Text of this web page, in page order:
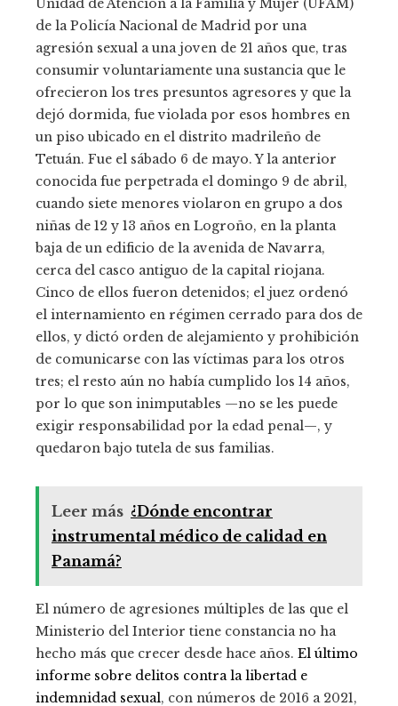
Unidad de Atención a la Familia y Mujer (UFAM)
de la Policía Nacional de Madrid por una
agresión sexual a una joven de 21 años que, tras
consumir voluntariamente una sustancia que le
ofrecieron los tres presuntos agresores y que la
dejó dormida, fue violada por esos hombres en
un piso ubicado en el distrito madrileño de
Tetuán. Fue el sábado 6 de mayo. Y la anterior
conocida fue perpetrada el domingo 9 de abril,
cuando siete menores violaron en grupo a dos
niñas de 12 y 13 años en Logroño, en la planta
baja de un edificio de la avenida de Navarra,
cerca del casco antiguo de la capital riojana.
Cinco de ellos fueron detenidos; el juez ordenó
el internamiento en régimen cerrado para dos de
ellos, y dictó orden de alejamiento y prohibición
de comunicarse con las víctimas para los otros
tres; el resto aún no había cumplido los 14 años,
por lo que son inimputables —no se les puede
exigir responsabilidad por la edad penal—, y
quedaron bajo tutela de sus familias.
Leer más ¿Dónde encontrar
instrumental médico de calidad en
Panamá?
El número de agresiones múltiples de las que el
Ministerio del Interior tiene constancia no ha
hecho más que crecer desde hace años. El último
informe sobre delitos contra la libertad e
indemnidad sexual, con números de 2016 a 2021,